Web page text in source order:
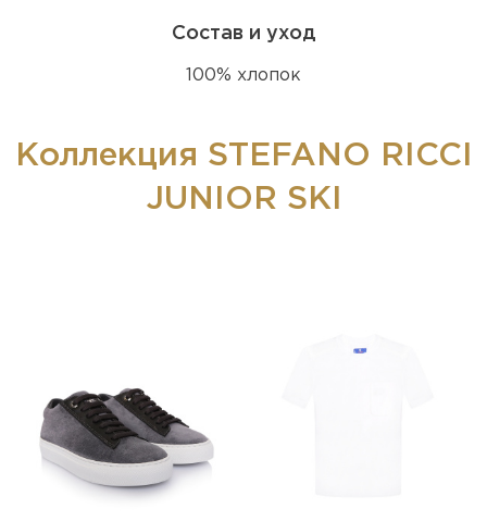
Состав и уход
100% хлопок
Коллекция STEFANO RICCI
JUNIOR SKI